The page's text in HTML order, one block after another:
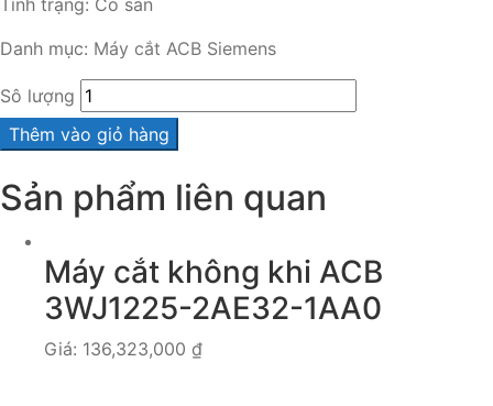
Danh mục: Máy cắt ACB Siemens
Sô lượng
Thêm vào giỏ hàng
Sản phẩm liên quan
Máy cắt không khi ACB
3WJ1225-2AE32-1AA0
Giá: 136,323,000 ₫